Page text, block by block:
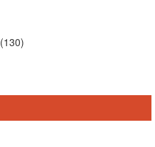
(130)